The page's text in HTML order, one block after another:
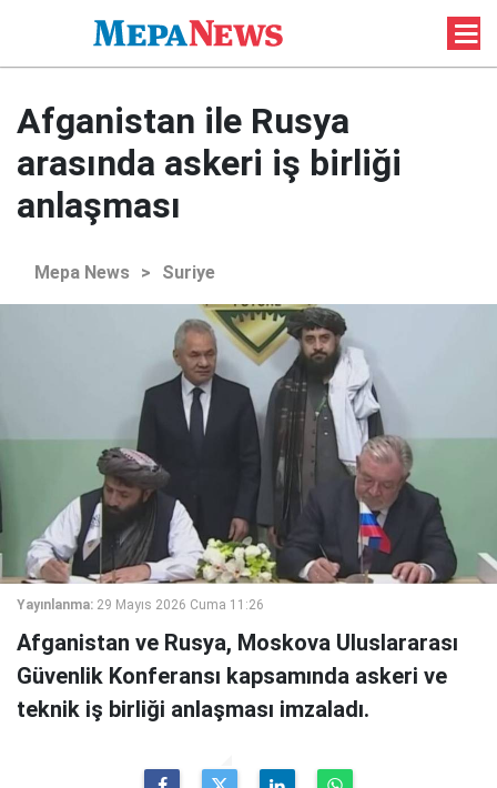
Afganistan ile Rusya
arasında askeri iş birliği
anlaşması
Mepa News > Suriye
Yayınlanma: 29 Mayıs 2026 Cuma 11:26
Afganistan ve Rusya, Moskova Uluslararası
Güvenlik Konferansı kapsamında askeri ve
teknik iş birliği anlaşması imzaladı.